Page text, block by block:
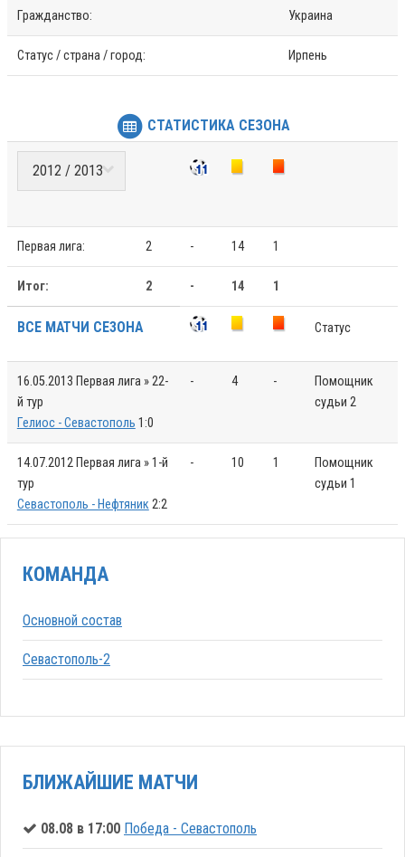
Гражданство: Украина
Статус / страна / город: Ирпень
СТАТИСТИКА СЕЗОНА
Первая лига: 2 - 14 1
Итог: 2 - 14 1
ВСЕ МАТЧИ СЕЗОНА Статус
16.05.2013 Первая лига » 22-
й тур
Гелиос - Севастополь 1:0
- 4 -
Помощник
судьи 2
14.07.2012 Первая лига » 1-й
тур
Севастополь - Нефтяник2:2
- 10 1
Помощник
судьи 1
КОМАНДА
Основной состав
Севастополь-2
БЛИЖАЙШИЕ МАТЧИ
08.08 в 17:00 Победа - Севастополь